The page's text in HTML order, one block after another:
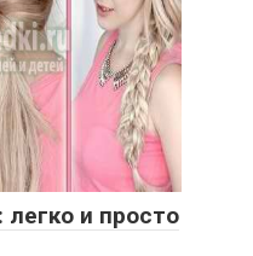
и просто